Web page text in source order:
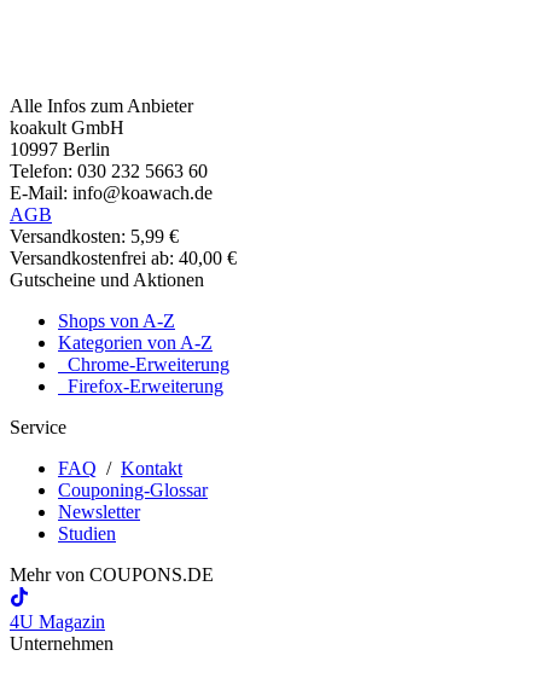
Alle Infos zum Anbieter
koakult GmbH
10997 Berlin
Telefon: 030 232 5663 60
E-Mail: info@koawach.de
AGB
Versandkosten: 5,99 €
Versandkostenfrei ab: 40,00 €
Gutscheine und Aktionen
Shops von A-Z
Kategorien von A-Z
Chrome-Erweiterung
Firefox-Erweiterung
Service
FAQ / Kontakt
Couponing-Glossar
Newsletter
Studien
Mehr von COUPONS.DE
4U Magazin
Unternehmen